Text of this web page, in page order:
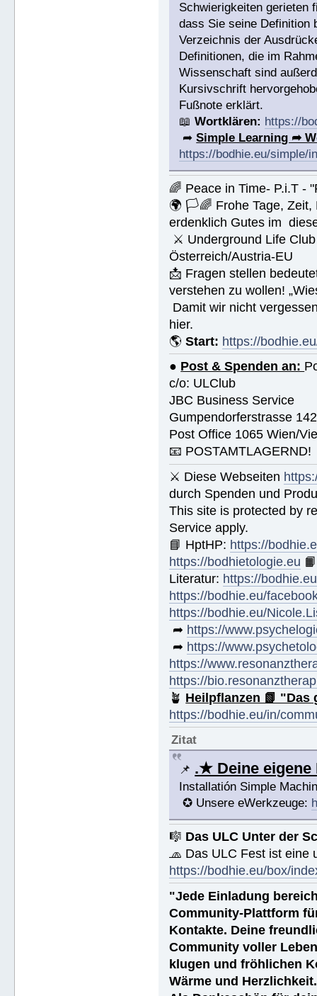
Schwierigkeiten gerieten
dass Sie seine Definition
Verzeichnis der
Definitionen, die im
Wissenschaft sind
Kursivschrift
Fußnote erklärt.
📖Wortklären: https://
➦Simple Learning ➦
https://bodhie.eu/simple/
🌈 Peace in Time- P.i.T
🌍 🏳🌈 Frohe Tage, Zeit,
erdenklich Gutes im
⚔ Underground Life
Österreich/Austria-EU
📩 Fragen stellen
verstehen zu wollen!
Damit wir nicht
hier.
🌎Start: https://
● Post & Spenden an:
c/o: ULClub
JBC Business Service
Gumpendorferstrasse 142
Post Office 1065 Wien/
📧 POSTAMTLAGERND!
⚔ Diese Webseiten
durch Spenden und
This site is protected by
Service apply.
📘 HptHP: https://
https://bodhietologie.eu 📙
Literatur: https://
https://bodhie.eu/
https://bodhie.eu/
➦ https://
➦ https://
https://
https://
🪴 Heilpflanzen 📗
https://bodhie.eu/in/
Zitat
📌 .★ Deine
Installatión Simple
✪ Unsere eWerkzeuge:
🎼 Das ULC Unter der
🧢 Das ULC Fest ist eine
https://bodhie.eu/box/
"Jede Einladung
Community-Plattform
Kontakte. Deine
Community voller
klugen und fröhlichen
Wärme und